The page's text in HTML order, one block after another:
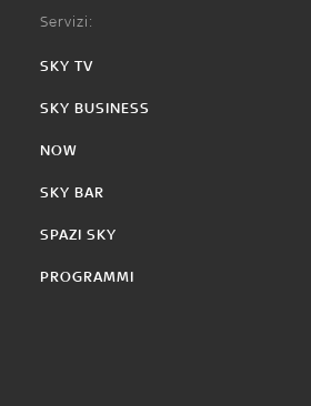
Servizi:
SKY TV
SKY BUSINESS
NOW
SKY BAR
SPAZI SKY
PROGRAMMI